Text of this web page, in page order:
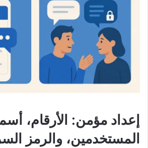
إعداد مؤمن: الأرقام،
المستخدمين، والرمز